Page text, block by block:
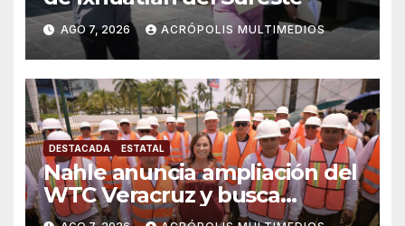
AGO 7, 2026 ACRÓPOLIS MULTIMEDIOS
DESTACADA ESTATAL
Nahle anuncia ampliación del
WTC Veracruz y busca
solución para ingenio en crisis